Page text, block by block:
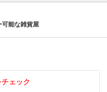
可能な雑貨屋
ェック